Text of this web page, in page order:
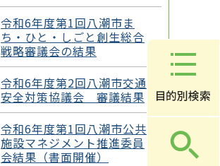
令和6年度第1回八潮市ま
ち・ひと・しごと創生総合
戦略審議会の結果
令和6年度第2回八潮市交通
安全対策協議会 審議結果
令和6年度第1回八潮市公共
施設マネジメント推進委員
会結果（書面開催）